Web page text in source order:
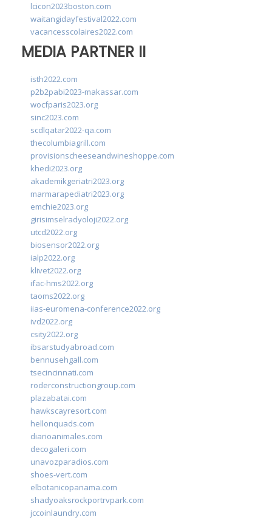
lcicon2023boston.com
waitangidayfestival2022.com
vacancesscolaires2022.com
MEDIA PARTNER II
isth2022.com
p2b2pabi2023-makassar.com
wocfparis2023.org
sinc2023.com
scdlqatar2022-qa.com
thecolumbiagrill.com
provisionscheeseandwineshoppe.com
khedi2023.org
akademikgeriatri2023.org
marmarapediatri2023.org
emchie2023.org
girisimselradyoloji2022.org
utcd2022.org
biosensor2022.org
ialp2022.org
klivet2022.org
ifac-hms2022.org
taoms2022.org
iias-euromena-conference2022.org
ivd2022.org
csity2022.org
ibsarstudyabroad.com
bennusehgall.com
tsecincinnati.com
roderconstructiongroup.com
plazabatai.com
hawkscayresort.com
hellonquads.com
diarioanimales.com
decogaleri.com
unavozparadios.com
shoes-vert.com
elbotanicopanama.com
shadyoaksrockportrvpark.com
jccoinlaundry.com